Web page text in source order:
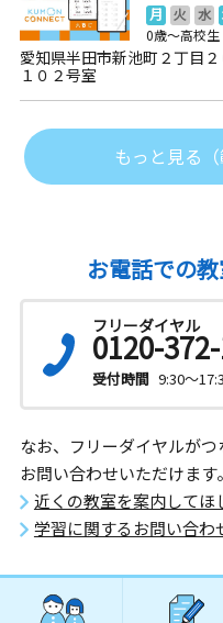
月 火 水
0歳～高校生
愛知県半田市新池町２丁
１０２号室
もっと見る（
お電話での
フリーダイヤル
0120-
受付時間 9:30～
なお、フリーダイヤルが
お問い合わせいただけます。
近くの教室を案内してほ
学習に関するお問い合わ